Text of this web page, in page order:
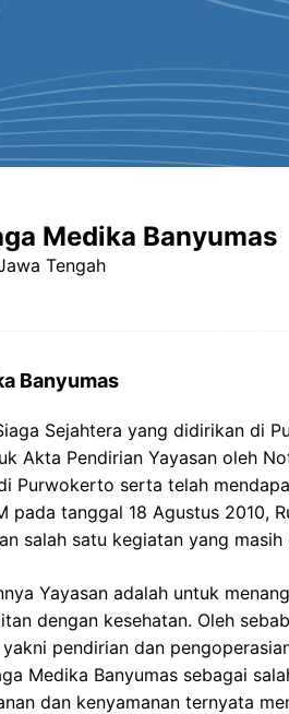
Medika Banyumas
Tengah
Banyumas
Sejahtera yang didirikan di
Akta Pendirian Yayasan oleh
Purwokerto serta telah
pada tanggal 18 Agustus 2010,
salah satu kegiatan yang
Yayasan adalah untuk
dengan kesehatan. Oleh
pendirian dan
Medika Banyumas sebagai
dan kenyamanan ternyata